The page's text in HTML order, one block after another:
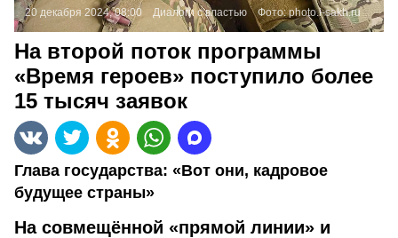
20 декабря 2024, 08:00 Диалоги с властью Фото:photo.i-sakh.ru
На второй поток программы
«Время героев» поступило более
15 тысяч заявок
Глава государства: «Вот они, кадровое
будущее страны»
На совмещённой «прямой линии» и